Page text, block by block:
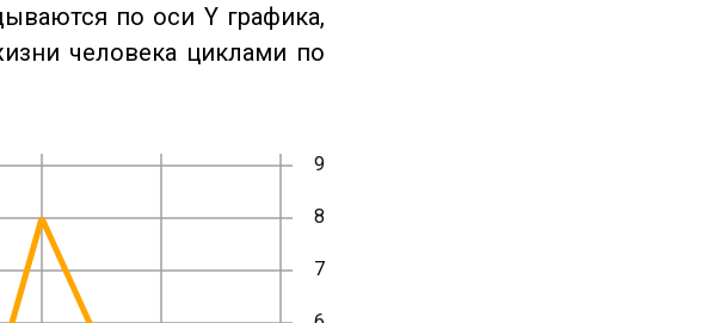
по оси Y графика,
человека циклами по